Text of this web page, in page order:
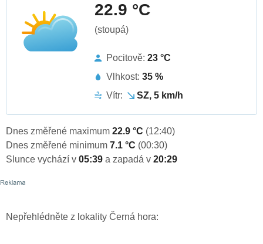
22.9 °C
(stoupá)
Pocitově: 23 °C
Vlhkost: 35 %
Vítr:
SZ, 5 km/h
Dnes změřené maximum 22.9 °C (12:40)
Dnes změřené minimum 7.1 °C (00:30)
Slunce vychází v 05:39 a zapadá v 20:29
Nepřehlédněte z lokality Černá hora: